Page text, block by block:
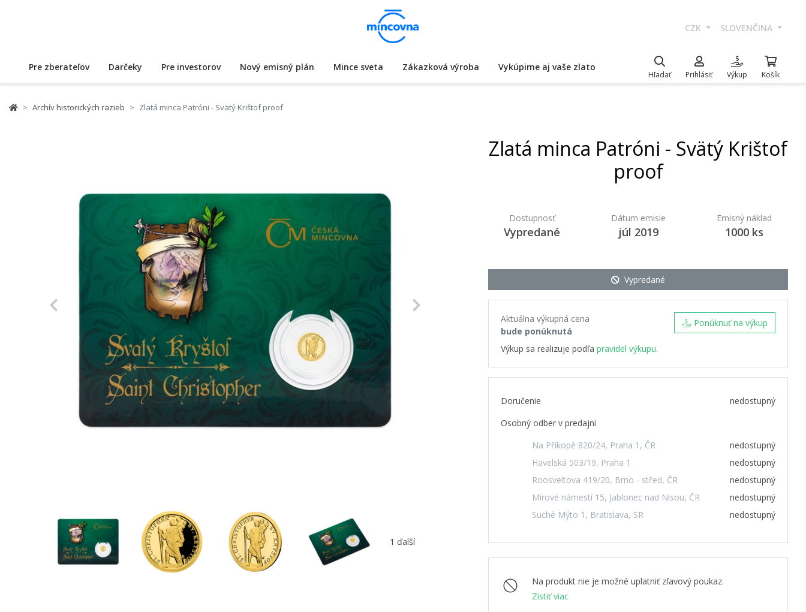
CZK SLOVENČINA
Pre zberateľov Darčeky Pre investorov Nový emisný plán Mince sveta Zákazková výroba Vykúpime aj vaše zlato
Hľadať Prihlásiť Výkup Košík
Archív historických razieb Zlatá minca Patróni - Svätý Krištof proof
Previous
1 ďalší
Zlatá minca Patróni - Svätý Krištof
proof
Dostupnosť
Vypredané
Dátum emisie
júl 2019
Emisný náklad
1000 ks
Vypredané
Aktuálna výkupná cena
bude ponúknutá
Výkup sa realizuje podľa pravidel výkupu.
Ponúknuť na výkup
Doručenie
nedostupný
Osobný odber v predajni
Na Příkopě 820/24, Praha 1, ČR
nedostupný
Havelská 503/19, Praha 1
nedostupný
Roosveltova 419/20, Brno - střed, ČR
nedostupný
Mírové námestí 15, Jablonec nad Nisou, ČR
nedostupný
Suché Mýto 1, Bratislava, SR
nedostupný
Na produkt nie je možné uplatniť zľavový poukaz.
Zistiť viac